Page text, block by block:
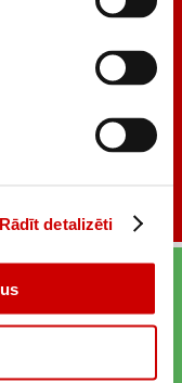
Rādīt detalizēti